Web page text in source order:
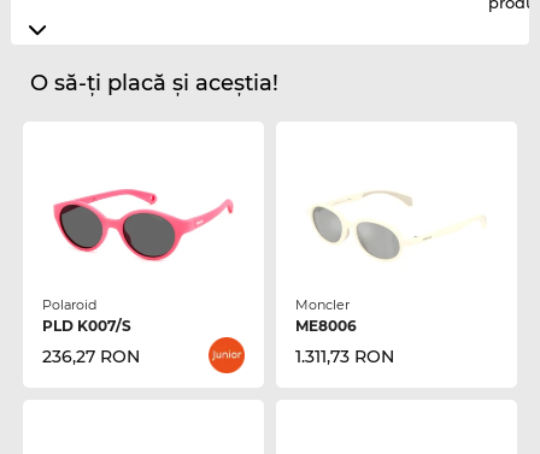
O să-ți placă și aceștia!
Polaroid
PLD K007/S
236,27 RON
Moncler
ME8006
1.311,73 RON